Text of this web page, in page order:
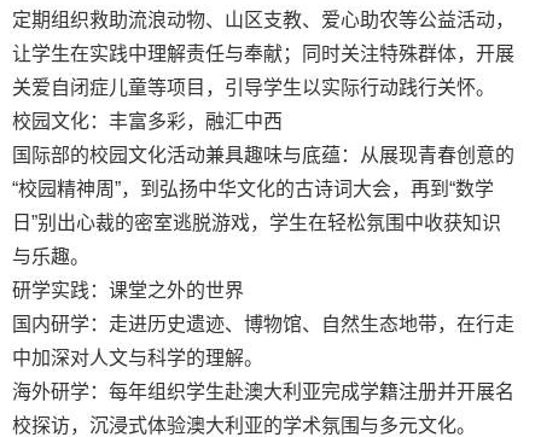
定期组织救助流浪动物、山区支教、爱心助农等公益活动，
让学生在实践中理解责任与奉献；同时关注特殊群体，开展
关爱自闭症儿童等项目，引导学生以实际行动践行关怀。
校园文化：丰富多彩，融汇中西
国际部的校园文化活动兼具趣味与底蕴：从展现青春创意的
“校园精神周”，到弘扬中华文化的古诗词大会，再到“数学
日”别出心裁的密室逃脱游戏，学生在轻松氛围中收获知识
与乐趣。
研学实践：课堂之外的世界
国内研学：走进历史遗迹、博物馆、自然生态地带，在行走
中加深对人文与科学的理解。
海外研学：每年组织学生赴澳大利亚完成学籍注册并开展名
校探访，沉浸式体验澳大利亚的学术氛围与多元文化。